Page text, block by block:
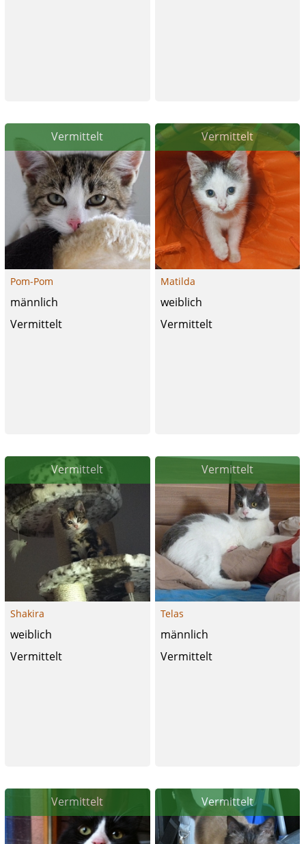
Vermittelt
Pom-Pom
männlich
Vermittelt
Vermittelt
Matilda
weiblich
Vermittelt
Vermittelt
Shakira
weiblich
Vermittelt
Vermittelt
Telas
männlich
Vermittelt
Vermittelt Vermittelt